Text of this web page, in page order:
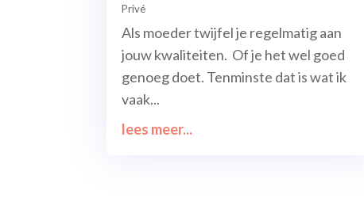
Privé
Als moeder twijfel je regelmatig aan
jouw kwaliteiten. Of je het wel goed
genoeg doet. Tenminste dat is wat ik
vaak...
lees meer...